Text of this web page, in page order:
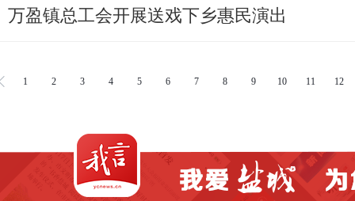
万盈镇总工会开展送戏下乡惠民演出
1 2 3 4 5 6 7 8 9 10 11 12